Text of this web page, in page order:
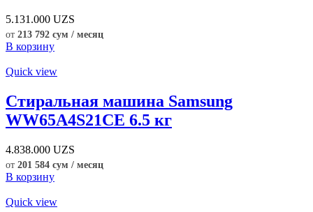
5.131.000 UZS
от 213 792 сум / месяц
В корзину
Quick view
Стиральная машина Samsung
WW65A4S21CE 6.5 кг
4.838.000 UZS
от 201 584 сум / месяц
В корзину
Quick view